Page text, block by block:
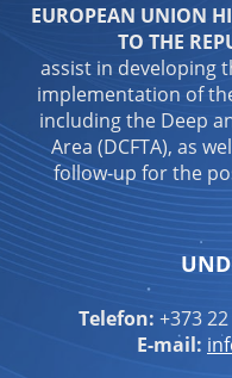
EUROPEAN UNION
TO THE
assist in developing
implementation of
including the Deep
Area (DCFTA), as
follow-up for the
Telefon: +373
E-mail: